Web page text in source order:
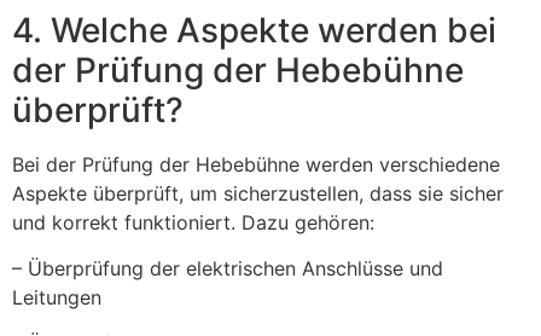
4. Welche Aspekte werden bei
der Prüfung der Hebebühne
überprüft?
Bei der Prüfung der Hebebühne werden verschiedene
Aspekte überprüft, um sicherzustellen, dass sie sicher
und korrekt funktioniert. Dazu gehören:
– Überprüfung der elektrischen Anschlüsse und
Leitungen